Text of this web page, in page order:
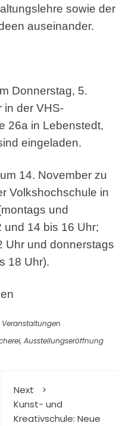
sowie der
auseinander.
Donnerstag, 5.
in der VHS-
26a in Lebenstedt,
eingeladen.
14. November zu
Volkshochschule in
und
14 bis 16 Uhr;
Uhr und donnerstags
18 Uhr).
, Ausstellungseröffnung
Next
Kunst- und
Kreativschule: Neue